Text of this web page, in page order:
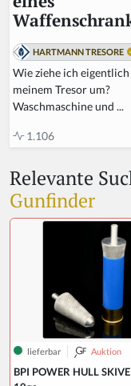
HARTMANN TRESORE
Wie ziehe ich
meinem Tresor um?
Waschmaschine und ...
1.106
Relevante
Gunfinder